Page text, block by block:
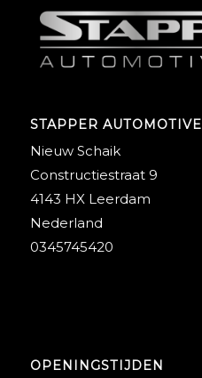
STAPPER AUTOMOTIVE
Nieuw Schaik
Constructiestraat 9
4143 HX Leerdam
Nederland
0345745420
OPENINGSTIJDEN